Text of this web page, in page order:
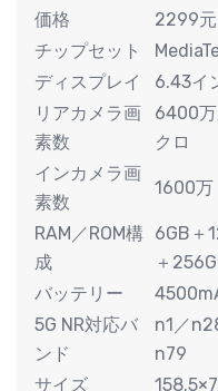
価格
2299
チップセット
ディスプレイ
6.43イ
リアカメラ画
素数
6400
クロ
インカメラ画
素数
1600万
RAM／ROM構
成
6GB＋
＋
バッテリー
5G NR対応バ
ンド
n1／
n79
サイズ